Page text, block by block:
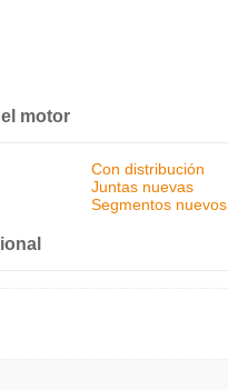
motor
Con distribución
Juntas nuevas
Segmentos nuevos